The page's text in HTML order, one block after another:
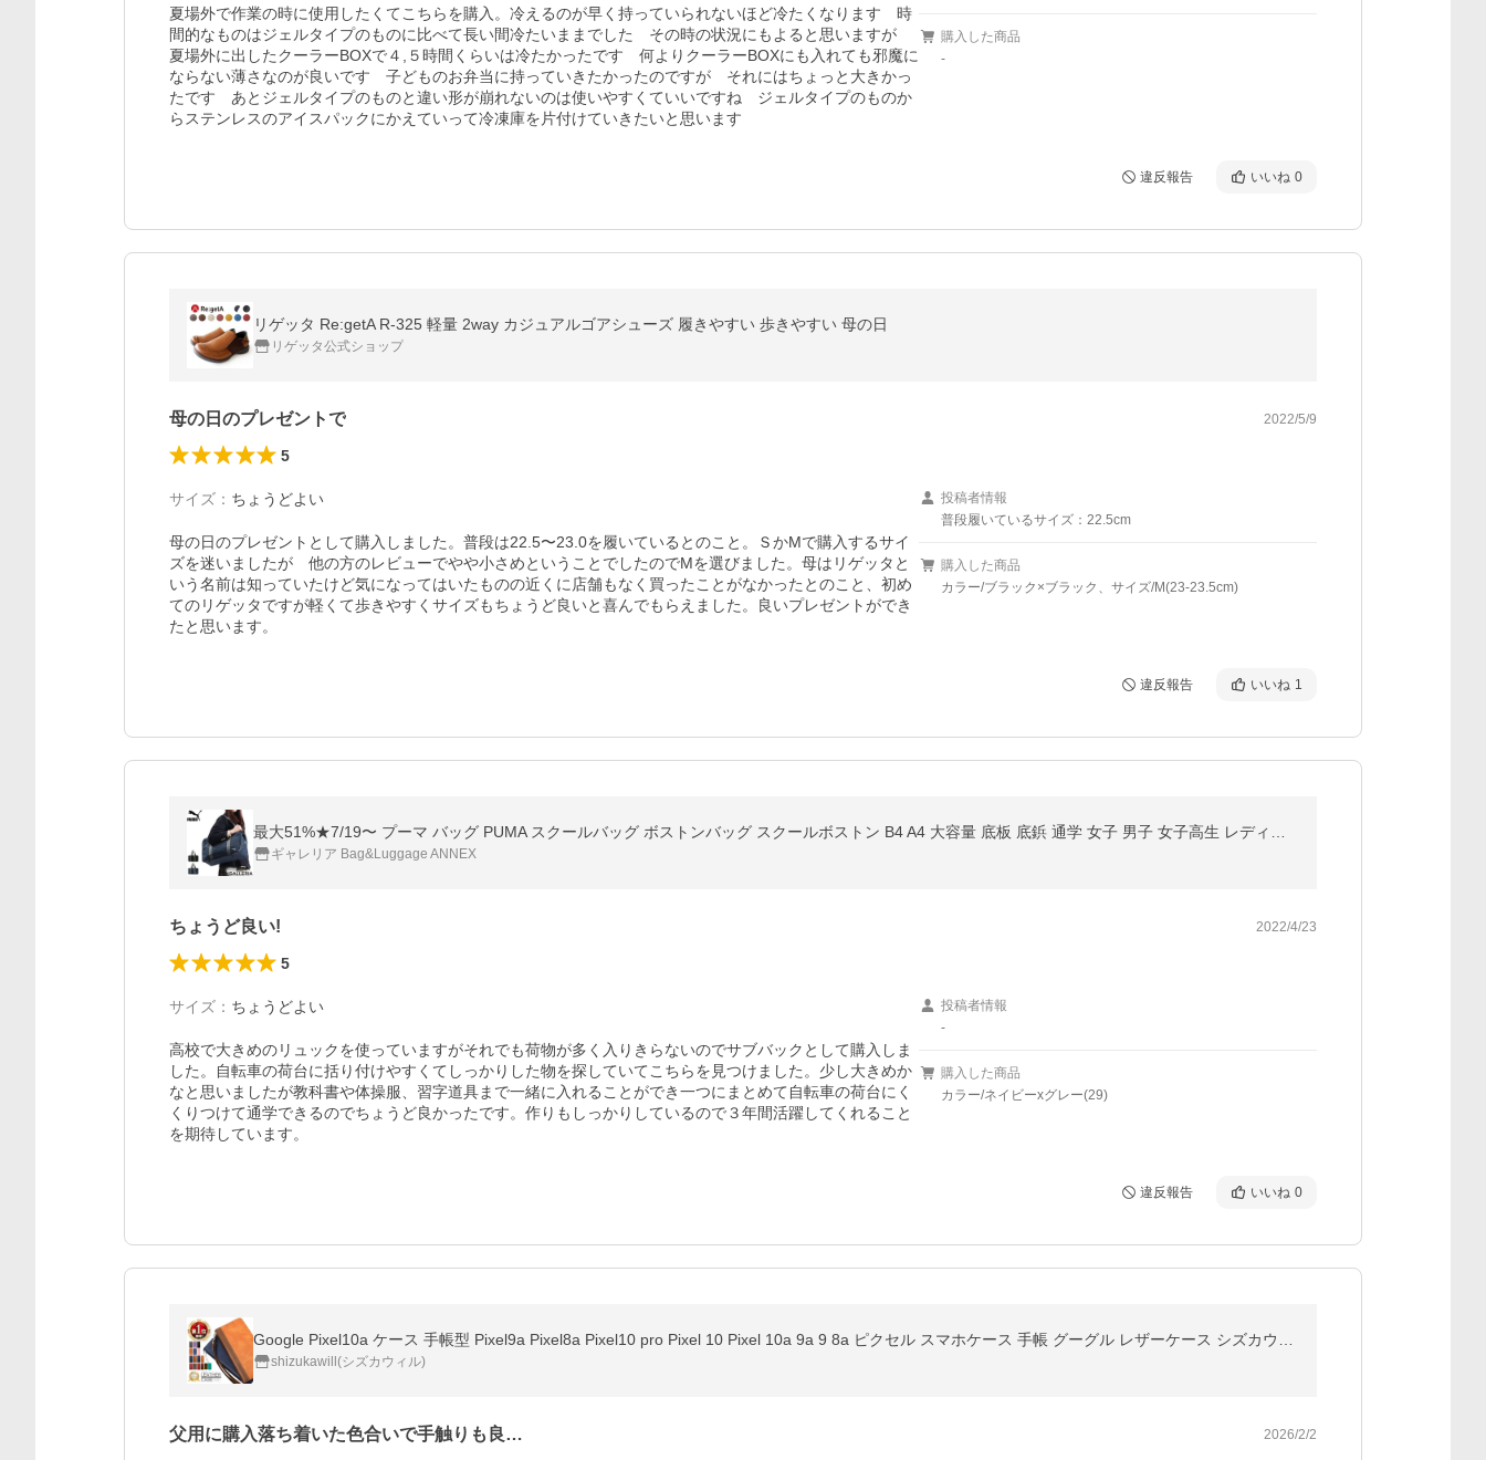
夏場外で作業の時に使用したくてこちらを購入。冷えるのが早く持っていられないほど冷たくなります　時
間的なものはジェルタイプのものに比べて長い間冷たいままでした　その時の状況にもよると思いますが
夏場外に出したクーラーBOXで４,５時間くらいは冷たかったです　何よりクーラーBOXにも入れても邪魔に
ならない薄さなのが良いです　子どものお弁当に持っていきたかったのですが　それにはちょっと大きかっ
たです　あとジェルタイプのものと違い形が崩れないのは使いやすくていいですね　ジェルタイプのものか
らステンレスのアイスパックにかえていって冷凍庫を片付けていきたいと思います
購入した商品
-
違反報告 いいね 0
リゲッタ Re:getA R-325 軽量 2way カジュアルゴアシューズ 履きやすい 歩きやすい 母の日
リゲッタ公式ショップ
母の日のプレゼントで 2022/5/9
5
サイズ ： ちょうどよい
母の日のプレゼントとして購入しました。普段は22.5〜23.0を履いているとのこと。ＳかMで購入するサイ
ズを迷いましたが　他の方のレビューでやや小さめということでしたのでMを選びました。母はリゲッタと
いう名前は知っていたけど気になってはいたものの近くに店舗もなく買ったことがなかったとのこと、初め
てのリゲッタですが軽くて歩きやすくサイズもちょうど良いと喜んでもらえました。良いプレゼントができ
たと思います。
投稿者情報
普段履いているサイズ：22.5cm
購入した商品
カラー/ブラック×ブラック、サイズ/M(23-23.5cm)
違反報告 いいね 1
ギャレリア Bag&Luggage ANNEX
ちょうど良い! 2022/4/23
5
サイズ ： ちょうどよい
高校で大きめのリュックを使っていますがそれでも荷物が多く入りきらないのでサブバックとして購入しま
した。自転車の荷台に括り付けやすくてしっかりした物を探していてこちらを見つけました。少し大きめか
なと思いましたが教科書や体操服、習字道具まで一緒に入れることができ一つにまとめて自転車の荷台にく
くりつけて通学できるのでちょうど良かったです。作りもしっかりしているので３年間活躍してくれること
を期待しています。
投稿者情報
-
購入した商品
カラー/ネイビーxグレー(29)
違反報告 いいね 0
shizukawill(シズカウィル)
父用に購入落ち着いた色合いで手触りも良… 2026/2/2